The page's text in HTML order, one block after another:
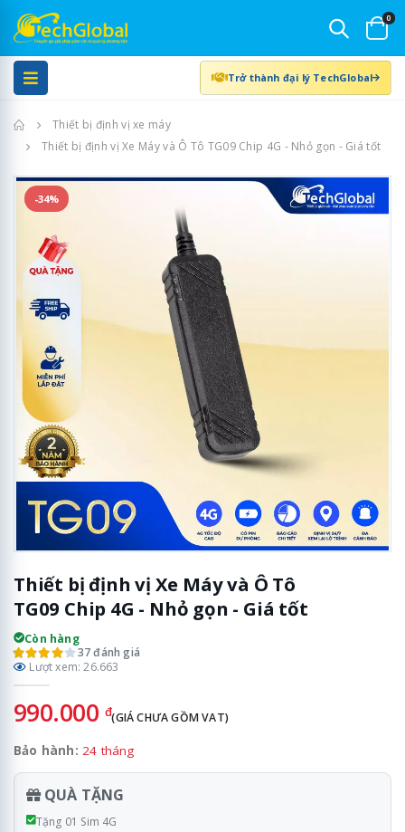
0
Trở thành đại lý TechGlobal
Trang chủThiết bị định vị xe máy
Thiết bị định vị Xe Máy và Ô Tô TG09 Chip 4G - Nhỏ gọn - Giá tốt
-34%
Thiết bị định vị Xe Máy và Ô Tô
TG09 Chip 4G - Nhỏ gọn - Giá tốt
Còn hàng
37 đánh giá
Lượt xem: 26.663
990.000 đ(GIÁ CHƯA GỒM VAT)
Bảo hành: 24 tháng
QUÀ TẶNG
Tặng 01 Sim 4G